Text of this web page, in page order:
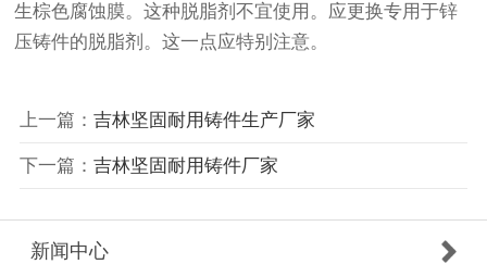
生棕色腐蚀膜。这种脱脂剂不宜使用。应更换专用于锌
压铸件的脱脂剂。这一点应特别注意。
上一篇： 吉林坚固耐用铸件生产厂家
下一篇： 吉林坚固耐用铸件厂家
新闻中心